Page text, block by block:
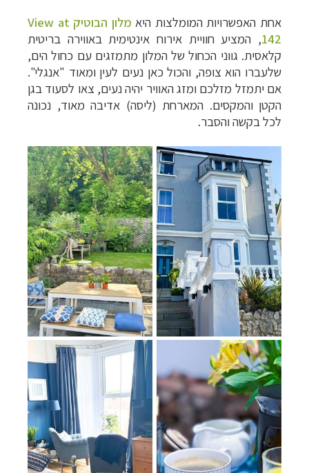
אחת האפשרויות המומלצות היא
מלון הבוטיק View at
142, המציע חוויית אירוח אינטימית באווירה בריטית
קלאסית. גווני הכחול של המלון מתמזגים עם כחול הים,
שלעברו הוא צופה, והכול כאן נעים לעין ומאוד "אנגלי".
אם יתמזל מזלכם ומזג האוויר יהיה נעים, צאו לסעוד בגן
הקטן והמקסים. המארחת (ליסה) אדיבה מאוד, נכונה
לכל בקשה והסבר.